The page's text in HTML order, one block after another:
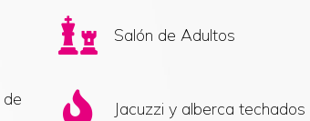
Salón de Adultos
Jacuzzi y alberca techados